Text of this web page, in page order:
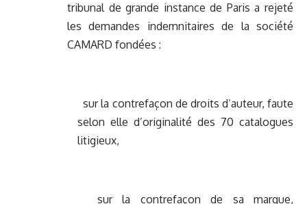
tribunal de grande instance de Paris a rejeté
les demandes indemnitaires de la société
CAMARD fondées :
sur la contrefaçon de droits d’auteur, faute
selon elle d’originalité des 70 catalogues
litigieux,
sur la contrefaçon de sa marque,